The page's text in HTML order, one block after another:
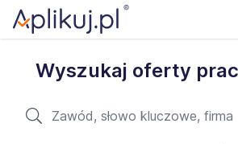
Wyszukaj oferty